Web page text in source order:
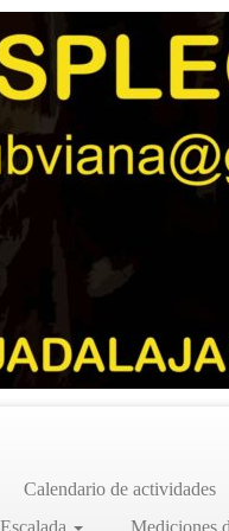
Calendario de actividades
Mediciones